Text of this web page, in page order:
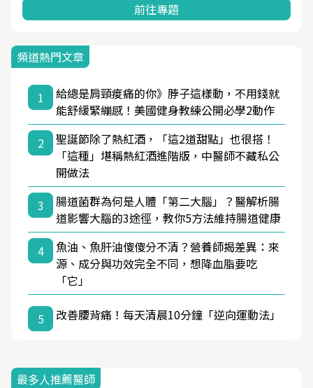
前往專題
頻道熱門文章
1
給總是肩頸痠痛的你》脖子這樣動，不用錢就
能舒緩緊繃感！美國健身教練公開必學2動作
2
聖誕節除了熱紅酒，「這2道甜點」也很搭！
「這種」堪稱熱紅酒進階版，中醫師不藏私公
開做法
3
腸道菌群為何是人體「第二大腦」？醫解析腸
道影響大腦的3途徑，教你5方法維持腸道健康
4
魚油、魚肝油傻傻分不清？營養師揭差異：來
源、成分與功效完全不同，想降血脂要吃
「它」
5 改善腰背痛！每天清晨10分鐘「逆向運動法」
最多人推薦醫師